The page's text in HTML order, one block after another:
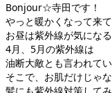
Bonjour☆寺田です！
やっと暖かくなって来て
お昼は紫外線が気にな
4月、5月の紫外線は
油断大敵とも言われてい
そこで、お肌だけじゃ